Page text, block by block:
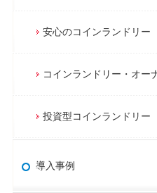
安心のコインランドリー
コインランドリー・オー
投資型コインランドリー
導入事例